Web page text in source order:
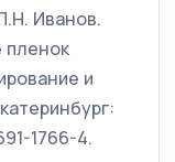
Иванов.
пленок
и
1766-4.